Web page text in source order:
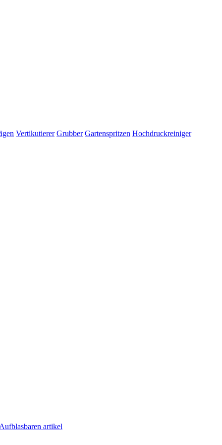
Vertikutierer Grubber Gartenspritzen Hochdruckreiniger
Aufblasbaren artikel